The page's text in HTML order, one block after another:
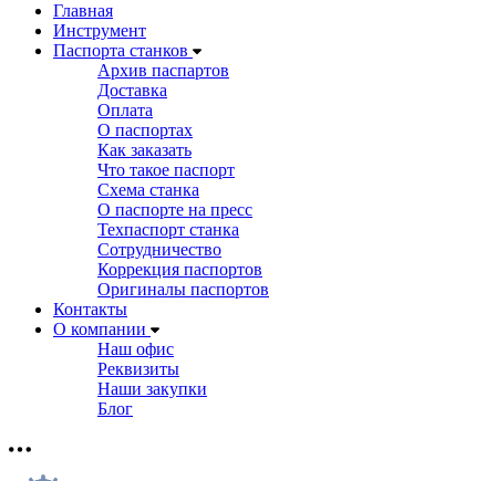
Главная
Инструмент
Паспорта станков
Архив паспартов
Доставка
Оплата
О паспортах
Как заказать
Что такое паспорт
Схема станка
О паспорте на пресс
Техпаспорт станка
Сотрудничество
Коррекция паспортов
Оригиналы паспортов
Контакты
О компании
Наш офис
Реквизиты
Наши закупки
Блог